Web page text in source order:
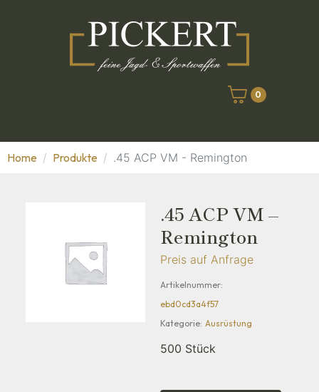
0
Home Produkte .45 ACP VM - Remington
.45 ACP VM –
Remington
Preis auf Anfrage
Artikelnummer:
ebd0cd3a4f57
Kategorie: Ausrüstung
500 Stück